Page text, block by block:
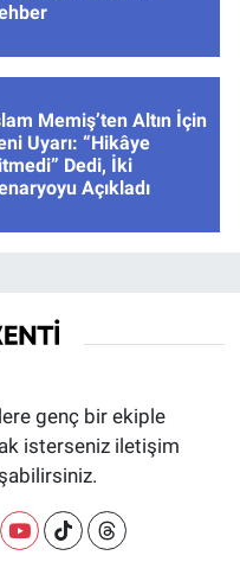
Memiş’ten Altın İçin
Uyarı: “Hikâye
Dedi, İki
Açıkladı
genç bir ekiple
isterseniz iletişim